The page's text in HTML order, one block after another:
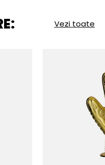
Vezi toate